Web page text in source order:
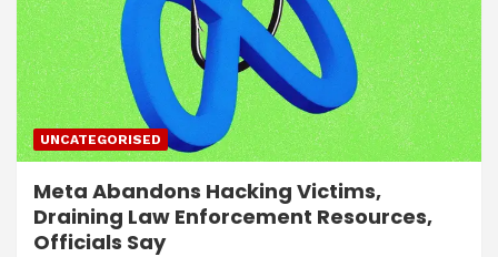
UNCATEGORISED
Meta Abandons Hacking Victims,
Draining Law Enforcement Resources,
Officials Say